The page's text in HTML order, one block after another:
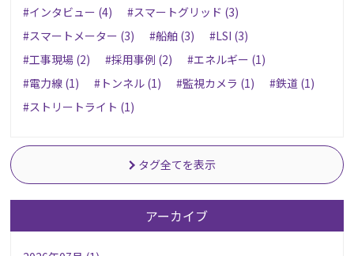
#インタビュー (4)
#スマートグリッド (3)
#スマートメーター (3)
#船舶 (3)
#LSI (3)
#工事現場 (2)
#採用事例 (2)
#エネルギー (1)
#電力線 (1)
#トンネル (1) #監視カメラ (1)
#鉄道 (1)
#ストリートライト (1)
タグ全てを表示
アーカイブ